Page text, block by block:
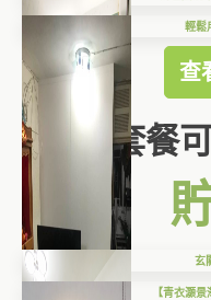
輕鬆
查
套餐
玄
【青衣灝